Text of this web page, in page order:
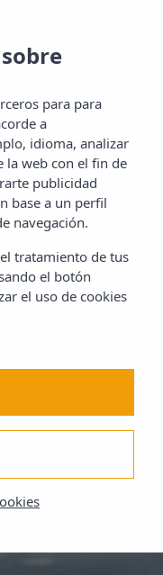
para para
a
idioma, analizar
la web con el fin de
publicidad
base a un perfil
navegación.
tratamiento de tus
el botón
el uso de cookies